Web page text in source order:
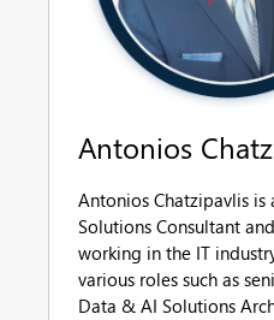
Antonios
Antonios Chatzipavlis
Solutions Consultant
working in the IT
various roles such as
Data & AI Solutions